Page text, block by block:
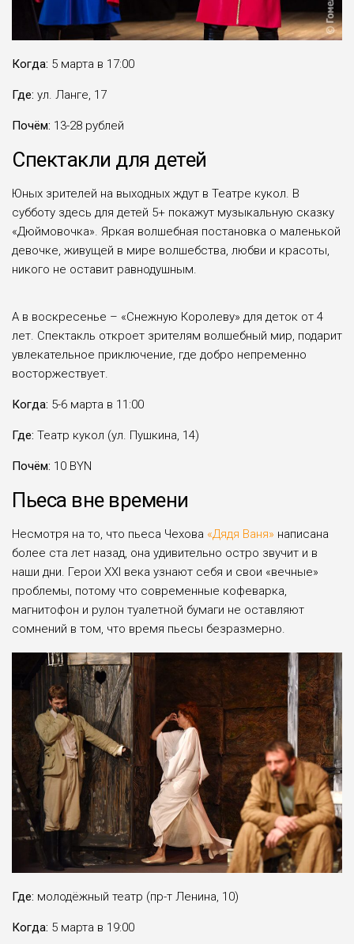
Когда: 5 марта в 17:00
Где: ул. Ланге, 17
Почём: 13-28 рублей
Спектакли для детей
Юных зрителей на выходных ждут в Театре кукол. В
субботу здесь для детей 5+ покажут музыкальную сказку
«Дюймовочка». Яркая волшебная постановка о маленькой
девочке, живущей в мире волшебства, любви и красоты,
никого не оставит равнодушным.
А в воскресенье – «Снежную Королеву» для деток от 4
лет. Спектакль откроет зрителям волшебный мир, подарит
увлекательное приключение, где добро непременно
восторжествует.
Когда: 5-6 марта в 11:00
Где: Театр кукол (ул. Пушкина, 14)
Почём: 10 BYN
Пьеса вне времени
Несмотря на то, что пьеса Чехова «Дядя Ваня» написана
более ста лет назад, она удивительно остро звучит и в
наши дни. Герои XXI века узнают себя и свои «вечные»
проблемы, потому что современные кофеварка,
магнитофон и рулон туалетной бумаги не оставляют
сомнений в том, что время пьесы безразмерно.
Где: молодёжный театр (пр-т Ленина, 10)
Когда: 5 марта в 19:00